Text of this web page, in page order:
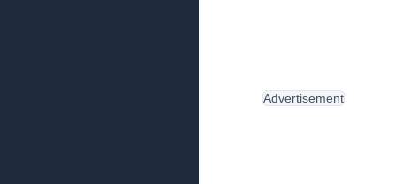
Advertisement